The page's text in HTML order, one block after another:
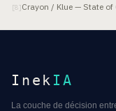
[8]Crayon / Klue — State
Inek IA
La couche de décision